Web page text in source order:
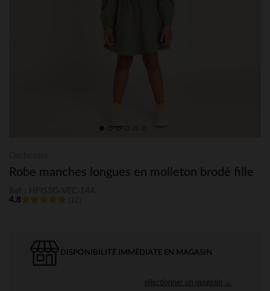
Robe manches longues en molleton brodé fille
4.8
DISPONIBILITÉ IMMÉDIATE EN MAGASIN
sélectionner un magasin →